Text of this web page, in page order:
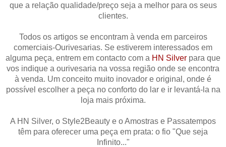
que a relação qualidade/preço seja a melhor para os seus
clientes.
Todos os artigos se encontram à venda em parceiros
comerciais-Ourivesarias. Se estiverem interessados em
alguma peça, entrem em contacto com a HN Silver para que
vos indique a ourivesaria na vossa região onde se encontra
à venda. Um conceito muito inovador e original, onde é
possível escolher a peça no conforto do lar e ir levantá-la na
loja mais próxima.
A HN Silver, o Style2Beauty e o Amostras e Passatempos
têm para oferecer uma peça em prata: o fio "Que seja
Infinito..."